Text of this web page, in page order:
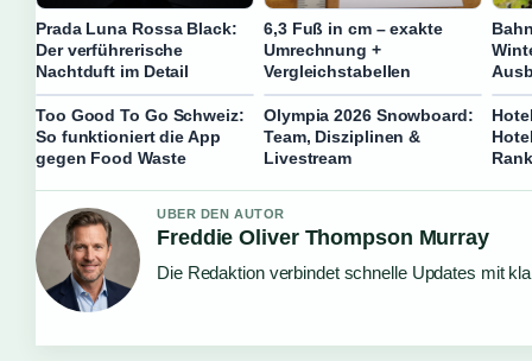
Prada Luna Rossa Black:
Der verführerische
Nachtduft im Detail
6,3 Fuß in cm – exakte
Umrechnung +
Vergleichstabellen
Too Good To Go Schweiz:
So funktioniert die App
gegen Food Waste
Olympia 2026 Snowboard:
Team, Disziplinen &
Livestream
UBER DEN AUTOR
Freddie Oliver Thompson Murray
Die Redaktion verbindet schnelle Updates mit